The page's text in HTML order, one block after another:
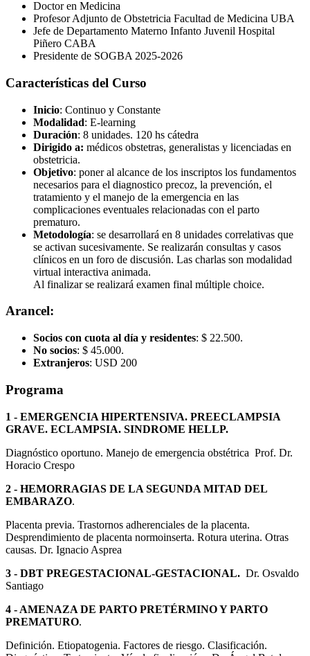
Doctor en Medicina
Profesor Adjunto de Obstetricia Facultad de Medicina UBA
Jefe de Departamento Materno Infanto Juvenil Hospital
Piñero CABA
Presidente de SOGBA 2025-2026
Características del Curso
Inicio: Continuo y Constante
Modalidad: E-learning
Duración: 8 unidades. 120 hs cátedra
Dirigido a: médicos obstetras, generalistas y licenciadas en
obstetricia.
Objetivo: poner al alcance de los inscriptos los fundamentos
necesarios para el diagnostico precoz, la prevención, el
tratamiento y el manejo de la emergencia en las
complicaciones eventuales relacionadas con el parto
prematuro.
Metodología: se desarrollará en 8 unidades correlativas que
se activan sucesivamente. Se realizarán consultas y casos
clínicos en un foro de discusión. Las charlas son modalidad
virtual interactiva animada.
Al finalizar se realizará examen final múltiple choice.
Arancel:
Socios con cuota al día y residentes: $ 22.500.
No socios: $ 45.000.
Extranjeros: USD 200
Programa
1 - EMERGENCIA HIPERTENSIVA. PREECLAMPSIA
GRAVE. ECLAMPSIA. SINDROME HELLP.
Diagnóstico oportuno. Manejo de emergencia obstétrica Prof. Dr.
Horacio Crespo
2 - HEMORRAGIAS DE LA SEGUNDA MITAD DEL
EMBARAZO.
Placenta previa. Trastornos adherenciales de la placenta.
Desprendimiento de placenta normoinserta. Rotura uterina. Otras
causas. Dr. Ignacio Asprea
3 - DBT PREGESTACIONAL-GESTACIONAL. Dr. Osvaldo
Santiago
4 - AMENAZA DE PARTO PRETÉRMINO Y PARTO
PREMATURO.
Definición. Etiopatogenia. Factores de riesgo. Clasificación.